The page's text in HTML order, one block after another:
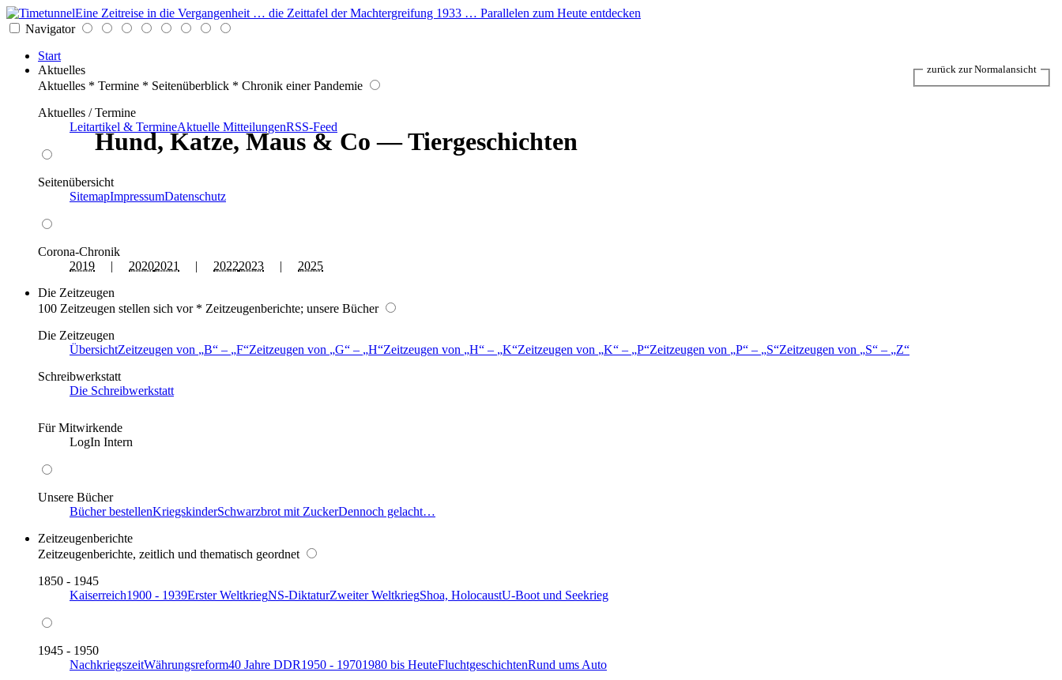
Eine Zeitreise in die Vergangenheit … die Zeittafel der Machtergreifung 1933 … Parallelen zum Heute entdecken
Navigator
Start
Aktuelles
Aktuelles * Termine * Seitenüberblick * Chronik einer Pandemie
Aktuelles / Termine
Leitartikel & TermineAktuelle MitteilungenRSS-Feed
Seitenübersicht
SitemapImpressumDatenschutz
Corona-Chronik
2019 | 20202021 | 20222023 | 2025
Die Zeitzeugen
100 Zeitzeugen stellen sich vor * Zeitzeugenberichte; unsere Bücher
Die Zeitzeugen
ÜbersichtZeitzeugen von B – F Zeitzeugen von G – H Zeitzeugen von H – K Zeitzeugen von K – P Zeitzeugen von P – S Zeitzeugen von S –
Z
Schreibwerkstatt
Die Schreibwerkstatt
Für Mitwirkende
LogIn Intern
Unsere Bücher
Bücher bestellenKriegskinderSchwarzbrot mit ZuckerDennoch gelacht…
Zeitzeugenberichte
Zeitzeugenberichte, zeitlich und thematisch geordnet
1850 - 1945
Kaiserreich1900 - 1939Erster WeltkriegNS-DiktaturZweiter WeltkriegShoa, HolocaustU-Boot und Seekrieg
1945 - 1950
NachkriegszeitWährungsreform40 Jahre DDR1950 - 19701980 bis HeuteFluchtgeschichtenRund ums Auto
Hund, Katze, Maus & Co — Tiergeschichten
zurück zur Normalansicht